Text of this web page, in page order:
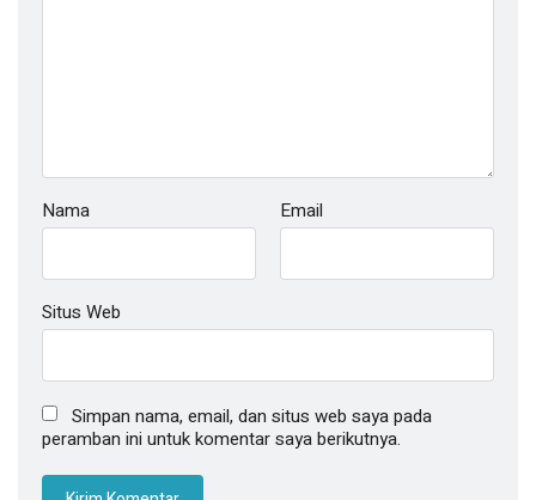
Nama Email
Situs Web
Simpan nama, email, dan situs web saya pada
peramban ini untuk komentar saya berikutnya.